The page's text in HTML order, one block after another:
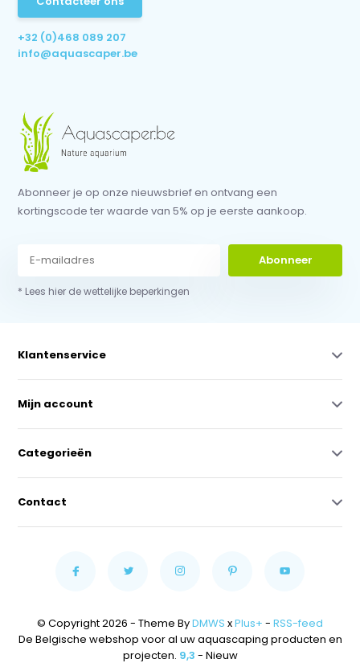
+32 (0)468 089 207
info@aquascaper.be
Abonneer je op onze nieuwsbrief en ontvang een
kortingscode ter waarde van 5% op je eerste aankoop.
Abonneer
* Lees hier de wettelijke beperkingen
Klantenservice
Mijn account
Categorieën
Contact
© Copyright 2026 - Theme ByDMWS xPlus+ - RSS-feed
De Belgische webshop voor al uw aquascaping producten en
projecten. 9,3 - Nieuw